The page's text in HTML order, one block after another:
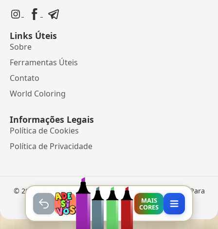
Links Úteis
Sobre
Ferramentas Úteis
Contato
World Coloring
Informações Legais
Política de Cookies
Política de Privacidade
© 2026 Mundo dos Jogos• Jogos Online e Desenhos Para
Colorir
MAIS
CORES